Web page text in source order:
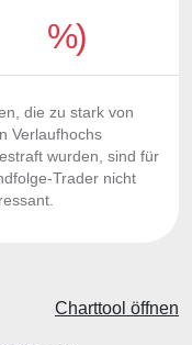
%)
die zu stark von
Verlaufhochs
wurden, sind für
Trader nicht
Charttool öffnen